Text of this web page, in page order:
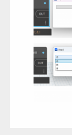
Detail